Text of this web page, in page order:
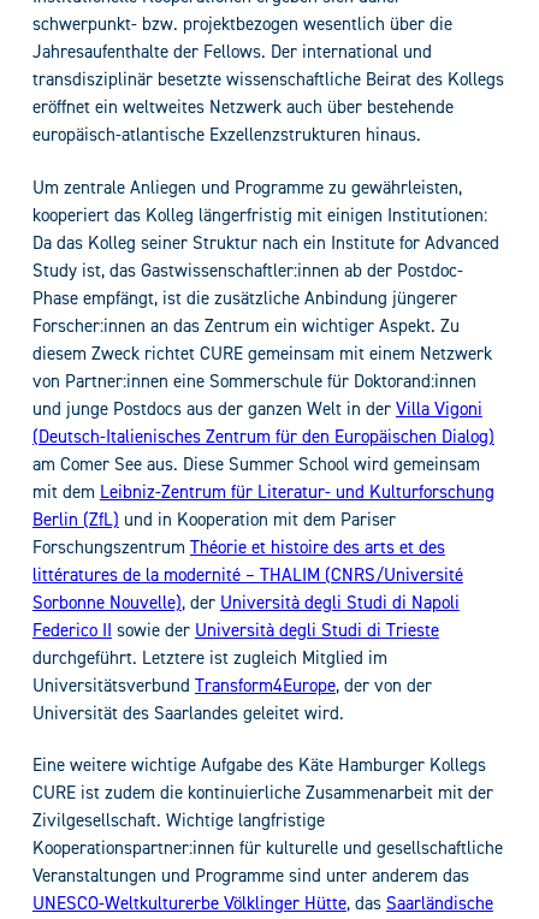
schwerpunkt- bzw. projektbezogen wesentlich über die
Jahresaufenthalte der Fellows. Der international und
transdisziplinär besetzte wissenschaftliche Beirat des Kollegs
eröffnet ein weltweites Netzwerk auch über bestehende
europäisch-atlantische Exzellenzstrukturen hinaus.
Um zentrale Anliegen und Programme zu gewährleisten,
kooperiert das Kolleg längerfristig mit einigen Institutionen:
Da das Kolleg seiner Struktur nach ein Institute for Advanced
Study ist, das Gastwissenschaftler:innen ab der Postdoc-
Phase empfängt, ist die zusätzliche Anbindung jüngerer
Forscher:innen an das Zentrum ein wichtiger Aspekt. Zu
diesem Zweck richtet CURE gemeinsam mit einem Netzwerk
von Partner:innen eine Sommerschule für Doktorand:innen
und junge Postdocs aus der ganzen Welt in der Villa Vigoni
(Deutsch-Italienisches Zentrum für den Europäischen Dialog)
am Comer See aus. Diese Summer School wird gemeinsam
mit dem Leibniz-Zentrum für Literatur- und Kulturforschung
Berlin (ZfL) und in Kooperation mit dem Pariser
Forschungszentrum Théorie et histoire des arts et des
littératures de la modernité – THALIM (CNRS/Université
Sorbonne Nouvelle), der Università degli Studi di Napoli
Federico II sowie der Università degli Studi di Trieste
durchgeführt. Letztere ist zugleich Mitglied im
Universitätsverbund Transform4Europe, der von der
Universität des Saarlandes geleitet wird.
Eine weitere wichtige Aufgabe des Käte Hamburger Kollegs
CURE ist zudem die kontinuierliche Zusammenarbeit mit der
Zivilgesellschaft. Wichtige langfristige
Kooperationspartner:innen für kulturelle und gesellschaftliche
Veranstaltungen und Programme sind unter anderem das
UNESCO-Weltkulturerbe Völklinger Hütte, das Saarländische